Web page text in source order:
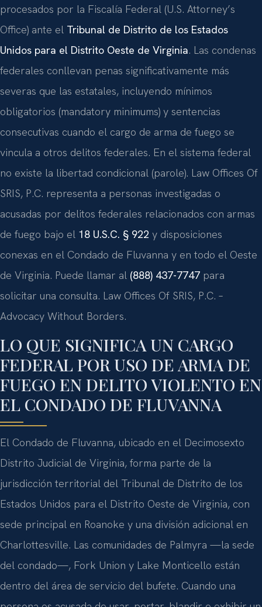
procesados por la Fiscalía Federal (U.S. Attorney’s
Office) ante el Tribunal de Distrito de los Estados
Unidos para el Distrito Oeste de Virginia. Las condenas
federales conllevan penas significativamente más
severas que las estatales, incluyendo mínimos
obligatorios (mandatory minimums) y sentencias
consecutivas cuando el cargo de arma de fuego se
vincula a otros delitos federales. En el sistema federal
no existe la libertad condicional (parole). Law Offices Of
SRIS, P.C. representa a personas investigadas o
acusadas por delitos federales relacionados con armas
de fuego bajo el 18 U.S.C. § 922 y disposiciones
conexas en el Condado de Fluvanna y en todo el Oeste
de Virginia. Puede llamar al (888) 437-7747 para
solicitar una consulta. Law Offices Of SRIS, P.C. –
Advocacy Without Borders.
LO QUE SIGNIFICA UN CARGO
FEDERAL POR USO DE ARMA DE
FUEGO EN DELITO VIOLENTO EN
EL CONDADO DE FLUVANNA
El Condado de Fluvanna, ubicado en el Decimosexto
Distrito Judicial de Virginia, forma parte de la
jurisdicción territorial del Tribunal de Distrito de los
Estados Unidos para el Distrito Oeste de Virginia, con
sede principal en Roanoke y una división adicional en
Charlottesville. Las comunidades de Palmyra —la sede
del condado—, Fork Union y Lake Monticello están
dentro del área de servicio del bufete. Cuando una